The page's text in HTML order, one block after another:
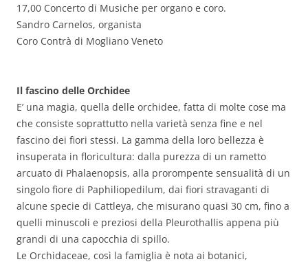
17,00 Concerto di Musiche per organo e coro.
Sandro Carnelos, organista
Coro Contrà di Mogliano Veneto
Il fascino delle Orchidee
E’ una magia, quella delle orchidee, fatta di molte cose ma
che consiste soprattutto nella varietà senza fine e nel
fascino dei fiori stessi. La gamma della loro bellezza è
insuperata in floricultura: dalla purezza di un rametto
arcuato di Phalaenopsis, alla prorompente sensualità di un
singolo fiore di Paphiliopedilum, dai fiori stravaganti di
alcune specie di Cattleya, che misurano quasi 30 cm, fino a
quelli minuscoli e preziosi della Pleurothallis appena più
grandi di una capocchia di spillo.
Le Orchidaceae, così la famiglia è nota ai botanici,